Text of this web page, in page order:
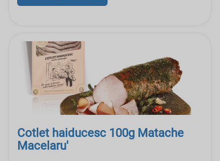
Cotlet haiducesc 100g Matache
Macelaru'